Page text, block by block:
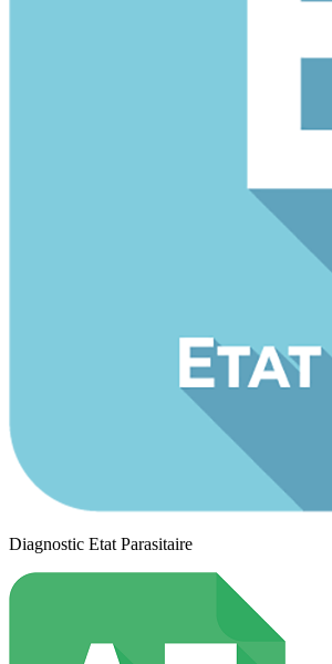
Diagnostic Etat Parasitaire